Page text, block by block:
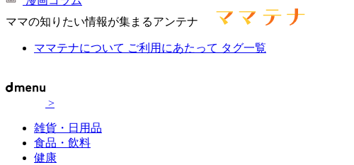
ママの知りたい情報が集まるアンテナ
ママテナについて ご利用にあたって タグ一覧
>
雑貨・日用品
食品・飲料
健康